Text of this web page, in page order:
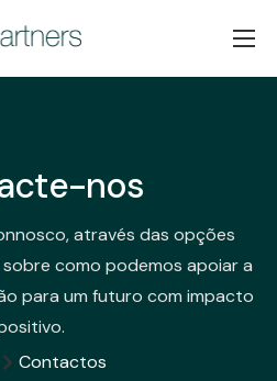
nos
através das opções
como podemos apoiar a
para um futuro com impacto
Contactos